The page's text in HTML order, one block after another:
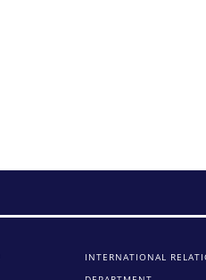
INTERNATIONAL